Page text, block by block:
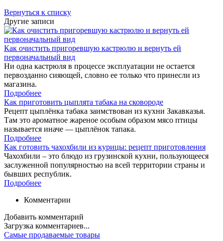
Вернуться к списку
Другие записи
Как очистить пригоревшую кастрюлю и вернуть ей
первоначальный вид
Ни одна кастрюля в процессе эксплуатации не остается
первозданно сияющей, словно ее только что принесли из
магазина.
Подробнее
Как приготовить цыплята табака на сковороде
Рецепт цыплёнка табака заимствован из кухни Закавказья.
Там это ароматное жареное особым образом мясо птицы
называется иначе — цыплёнок тапака.
Подробнее
Как готовить чахохбили из курицы: рецепт приготовления
Чахохбили – это блюдо из грузинской кухни, пользующееся
заслуженной популярностью на всей территории страны и
бывших республик.
Подробнее
Комментарии
Добавить комментарий
Загрузка комментариев...
Самые продаваемые товары